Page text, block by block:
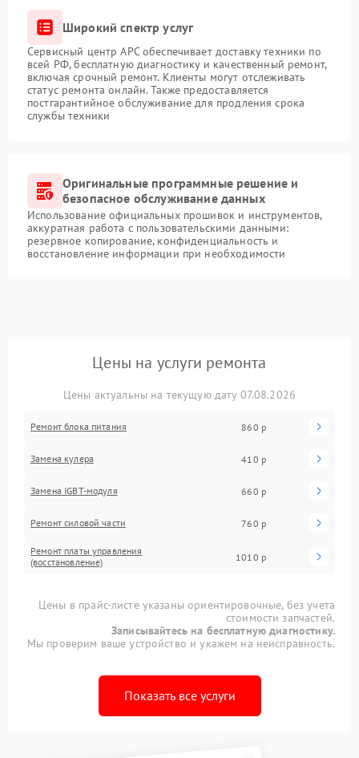
Широкий спектр услуг
Сервисный центр APC обеспечивает доставку техники по
всей РФ, бесплатную диагностику и качественный ремонт,
включая срочный ремонт. Клиенты могут отслеживать
статус ремонта онлайн. Также предоставляется
постгарантийное обслуживание для продления срока
службы техники
Оригинальные программные решение и
безопасное обслуживание данных
Использование официальных прошивок и инструментов,
аккуратная работа с пользовательскими данными:
резервное копирование, конфиденциальность и
восстановление информации при необходимости
Цены на услуги ремонта
Цены актуальны на текущую дату 07.08.2026
Ремонт блока питания 860 р
Замена кулера 410 р
Замена IGBT-модуля 660 р
Ремонт силовой части 760 р
Ремонт платы управления
(восстановление)
1010 р
Цены в прайс-листе указаны ориентировочные, без учета
стоимости запчастей.
Записывайтесь на бесплатную диагностику.
Мы проверим ваше устройство и укажем на неисправность.
Показать все услуги